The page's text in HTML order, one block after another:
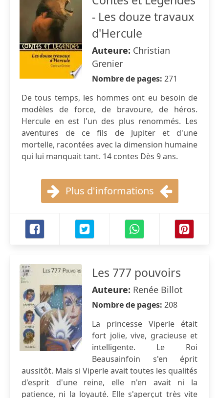
- Les douze travaux
d'Hercule
Auteure: Christian
Grenier
Nombre de pages: 271
De tous temps, les hommes ont eu besoin de
modèles de force, de bravoure, de héros.
Hercule en est l'un des plus renommés. Les
aventures de ce fils de Jupiter et d'une
mortelle, racontées avec la dimension humaine
qui lui manquait tant. 14 contes Dès 9 ans.
Plus d'informations
Les 777 pouvoirs
Auteure: Renée Billot
Nombre de pages: 208
La princesse Viperle était
fort jolie, vive, gracieuse et
intelligente. Le Roi
Beausainfoin s'en éprit
aussitôt. Mais si Viperle avait toutes les qualités
d'esprit d'une reine, elle n'en avait ni la
patience, ni la loyauté. Elle s'aperçut très vite